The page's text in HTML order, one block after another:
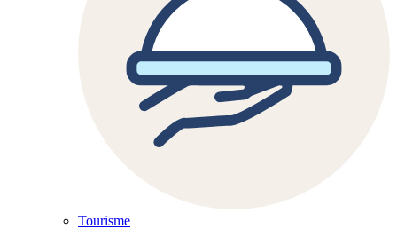
Tourisme